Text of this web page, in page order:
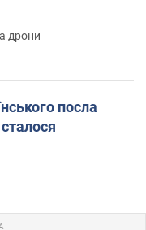
дрони
посла